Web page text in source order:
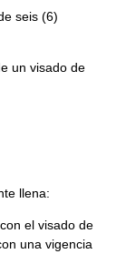
seis (6)
un visado de
llena:
el visado de
una vigencia